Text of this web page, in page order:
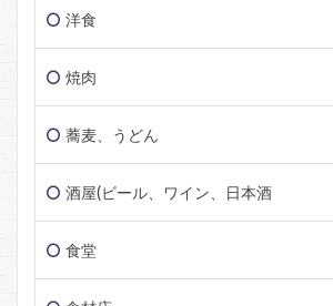
洋食
焼肉
蕎麦、うどん
酒屋(ビール、ワイン、日本酒
食堂